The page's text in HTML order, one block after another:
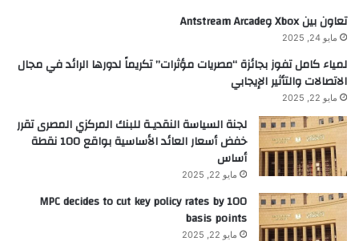
تعاون بين Xbox وAntstream Arcade
مايو 24, 2025
لمياء كامل تفوز بجائزة “مصريات مؤثرات” تكريماً لدورها الرائد في مجال
الاتصالات والتأثير الإيجابي
مايو 22, 2025
لجنة السياسة النقديـة للبنك المركزي المصرى تقرر
خفض أسعار العائد الأساسية بواقع 100 نقطة
أساس
مايو 22, 2025
MPC decides to cut key policy rates by 100
basis points
مايو 22, 2025